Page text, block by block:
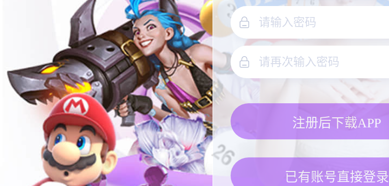
注册后下载APP
已有账号直接登录